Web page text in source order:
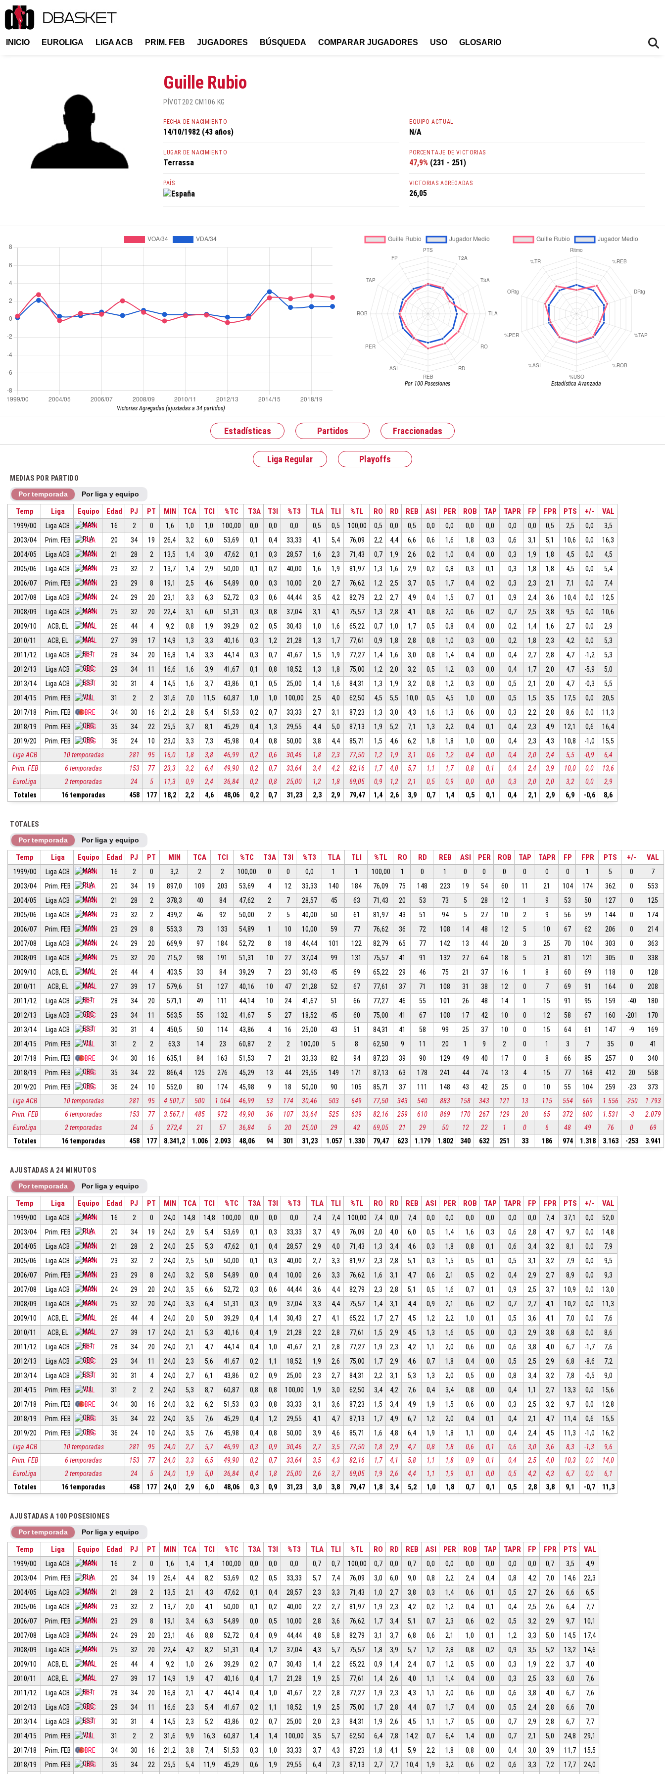
INICIO EUROLIGA LIGA ACB PRIM. FEB JUGADORES BÚSQUEDA COMPARAR JUGADORES USO GLOSARIO
Guille Rubio
PÍVOT202 CM 106 KG
FECHA DE NACIMIENTO
14/10/1982 (43 años)
LUGAR DE NACIMIENTO
Terrassa
PAÍS
España
EQUIPO ACTUAL
N/A
PORCENTAJE DE VICTORIAS
47,9% (231 - 251)
VICTORIAS AGREGADAS
26,05
Victorias Agregadas (ajustadas a 34 partidos)
Por 100 Posesiones Estadística Avanzada
Estadísticas Partidos Fraccionadas
Liga Regular Playoffs
MEDIAS POR PARTIDO
Por temporada Por liga y equipo
Temp Liga Equipo Edad PJ PT MIN TCA TCI %TC T3A T3I %T3 TLA TLI %TL RO RD REB ASI PER ROB TAP TAPR FP FPR PTS +/- VAL
1999/00 Liga ACB MAN 16 2 0 1,6 1,0 1,0 100,00 0,0 0,0 0,0 0,5 0,5 100,00 0,5 0,0 0,5 0,0 0,0 0,0 0,0 0,0 0,0 0,5 2,5 0,0
3,5
2003/04
Prim. FEB PLA 20 34 19 26,4 3,2 6,0 53,69 0,1 0,4 33,33 4,1 5,4 76,09 2,2 4,4 6,6 0,6 1,6 1,8 0,3 0,6 3,1 5,1 10,6 0,0
16,3
2004/05
Liga ACB MAN 21 28 2 13,5 1,4 3,0 47,62 0,1 0,3 28,57 1,6 2,3 71,43 0,7 1,9 2,6 0,2 1,0 0,4 0,0 0,3 1,9 1,8 4,5 0,0
4,5
2005/06
Liga ACB MAN 23 32 2 13,7 1,4 2,9 50,00 0,1 0,2 40,00 1,6 1,9 81,97 1,3 1,6 2,9 0,2 0,8 0,3 0,1 0,3 1,8 1,8 4,5 0,0
5,4
2006/07
Prim. FEB MAN 23 29 8 19,1 2,5 4,6 54,89 0,0 0,3 10,00 2,0 2,7 76,62 1,2 2,5 3,7 0,5 1,7 0,4 0,2 0,3 2,3 2,1 7,1 0,0
7,4
2007/08
Liga ACB MAN 24 29 20 23,1 3,3 6,3 52,72 0,3 0,6 44,44 3,5 4,2 82,79 2,2 2,7 4,9 0,4 1,5 0,7 0,1 0,9 2,4 3,6 10,4 0,0
12,5
2008/09
Liga ACB MAN 25 32 20 22,4 3,1 6,0 51,31 0,3 0,8 37,04 3,1 4,1 75,57 1,3 2,8 4,1 0,8 2,0 0,6 0,2 0,7 2,5 3,8 9,5 0,0
10,6
2009/10
ACB, EL MAL 26 44 4 9,2 0,8 1,9 39,29 0,2 0,5 30,43 1,0 1,6 65,22 0,7 1,0 1,7 0,5 0,8 0,4 0,0 0,2 1,4 1,6 2,7 0,0
2,9
2010/11
ACB, EL MAL 27 39 17 14,9 1,3 3,3 40,16 0,3 1,2 21,28 1,3 1,7 77,61 0,9 1,8 2,8 0,8 1,0 0,3 0,0 0,2 1,8 2,3 4,2 0,0
5,3
2011/12
Liga ACB BET 28 34 20 16,8 1,4 3,3 44,14 0,3 0,7 41,67 1,5 1,9 77,27 1,4 1,6 3,0 0,8 1,4 0,4 0,0 0,4 2,7 2,8 4,7 -1,2
5,3
2012/13
Liga ACB GBC 29 34 11 16,6 1,6 3,9 41,67 0,1 0,8 18,52 1,3 1,8 75,00 1,2 2,0 3,2 0,5 1,2 0,3 0,0 0,4 1,7 2,0 4,7 -5,9
5,0
2013/14
Liga ACB EST 30 31 4 14,5 1,6 3,7 43,86 0,1 0,5 25,00 1,4 1,6 84,31 1,3 1,9 3,2 0,8 1,2 0,3 0,0 0,5 2,1 2,0 4,7 -0,3
5,5
2014/15
Prim. FEB VLL 31 2 2 31,6 7,0 11,5 60,87 1,0 1,0 100,00 2,5 4,0 62,50 4,5 5,5 10,0 0,5 4,5 1,0 0,0 0,5 1,5 3,5 17,5 0,0
20,5
2017/18
Prim. FEB BRE 34 30 16 21,2 2,8 5,4 51,53 0,2 0,7 33,33 2,7 3,1 87,23 1,3 3,0 4,3 1,6 1,3 0,6 0,0 0,3 2,2 2,8 8,6 0,0
11,3
2018/19
Prim. FEB CBG 35 34 22 25,5 3,7 8,1 45,29 0,4 1,3 29,55 4,4 5,0 87,13 1,9 5,2 7,1 1,3 2,2 0,4 0,1 0,4 2,3 4,9 12,1 0,6
16,4
2019/20
Prim. FEB CBG 36 24 10 23,0 3,3 7,3 45,98 0,4 0,8 50,00 3,8 4,4 85,71 1,5 4,6 6,2 1,8 1,8 1,0 0,0 0,4 2,3 4,3 10,8 -1,0
15,5
Liga ACB
10 temporadas 281 95 16,0 1,8 3,8 46,99 0,2 0,6 30,46 1,8 2,3 77,50 1,2 1,9 3,1 0,6 1,2 0,4 0,0 0,4 2,0 2,4 5,5 -0,9
6,4
Prim. FEB
6 temporadas 153 77 23,3 3,2 6,4 49,90 0,2 0,7 33,64 3,4 4,2 82,16 1,7 4,0 5,7 1,1 1,7 0,8 0,1 0,4 2,4 3,9 10,0 0,0
13,6
EuroLiga
2 temporadas 24 5 11,3 0,9 2,4 36,84 0,2 0,8 25,00 1,2 1,8 69,05 0,9 1,2 2,1 0,5 0,9 0,0 0,0 0,3 2,0 2,0 3,2 0,0
2,9
Totales
16 temporadas 458 177 18,2 2,2 4,6 48,06 0,2 0,7 31,23 2,3 2,9 79,47 1,4 2,6 3,9 0,7 1,4 0,5 0,1 0,4 2,1 2,9 6,9 -0,6 8,6
TOTALES
Por temporada Por liga y equipo
Temp Liga Equipo Edad PJ PT MIN TCA TCI %TC T3A T3I %T3 TLA TLI %TL RO RD REB ASI PER ROB TAP TAPR FP FPR PTS +/- VAL
1999/00 Liga ACB MAN 16 2 0 3,2 2 2 100,00 0 0 0,0 1 1 100,00 1 0 1 0 0 0 0 0 0 1 5 0
7
2003/04
Prim. FEB PLA 20 34 19 897,0 109 203 53,69 4 12 33,33 140 184 76,09 75 148 223 19 54 60 11 21 104 174 362 0
553
2004/05
Liga ACB MAN 21 28 2 378,3 40 84 47,62 2 7 28,57 45 63 71,43 20 53 73 5 28 12 1 9 53 50 127 0
125
2005/06
Liga ACB MAN 23 32 2 439,2 46 92 50,00 2 5 40,00 50 61 81,97 43 51 94 5 27 10 2 9 56 59 144 0
174
2006/07
Prim. FEB MAN 23 29 8 553,3 73 133 54,89 1 10 10,00 59 77 76,62 36 72 108 14 48 12 5 10 67 62 206 0
214
2007/08
Liga ACB MAN 24 29 20 669,9 97 184 52,72 8 18 44,44 101 122 82,79 65 77 142 13 44 20 3 25 70 104 303 0
363
2008/09
Liga ACB MAN 25 32 20 715,2 98 191 51,31 10 27 37,04 99 131 75,57 41 91 132 27 64 18 5 21 81 121 305 0
338
2009/10
ACB, EL MAL 26 44 4 403,5 33 84 39,29 7 23 30,43 45 69 65,22 29 46 75 21 37 16 1 8 60 69 118 0
128
2010/11
ACB, EL MAL 27 39 17 579,6 51 127 40,16 10 47 21,28 52 67 77,61 37 71 108 31 38 12 0 7 69 91 164 0
208
2011/12
Liga ACB BET 28 34 20 571,1 49 111 44,14 10 24 41,67 51 66 77,27 46 55 101 26 48 14 1 15 91 95 159 -40
180
2012/13
Liga ACB GBC 29 34 11 563,5 55 132 41,67 5 27 18,52 45 60 75,00 41 67 108 17 42 10 0 12 58 67 160 -201
170
2013/14
Liga ACB EST 30 31 4 450,5 50 114 43,86 4 16 25,00 43 51 84,31 41 58 99 25 37 10 0 15 64 61 147 -9
169
2014/15
Prim. FEB VLL 31 2 2 63,3 14 23 60,87 2 2 100,00 5 8 62,50 9 11 20 1 9 2 0 1 3 7 35 0
41
2017/18
Prim. FEB BRE 34 30 16 635,1 84 163 51,53 7 21 33,33 82 94 87,23 39 90 129 49 40 17 0 8 66 85 257 0
340
2018/19
Prim. FEB CBG 35 34 22 866,4 125 276 45,29 13 44 29,55 149 171 87,13 63 178 241 44 74 13 4 15 77 168 412 20
558
2019/20
Prim. FEB CBG 36 24 10 552,0 80 174 45,98 9 18 50,00 90 105 85,71 37 111 148 43 42 25 0 10 55 104 259 -23
373
Liga ACB
10 temporadas 281 95 4.501,7 500 1.064 46,99 53 174 30,46 503 649 77,50 343 540 883 158 343 121 13 115 554 669 1.556 -250
1.793
Prim. FEB
6 temporadas 153 77 3.567,1 485 972 49,90 36 107 33,64 525 639 82,16 259 610 869 170 267 129 20 65 372 600 1.531 -3
2.079
EuroLiga
2 temporadas 24 5 272,4 21 57 36,84 5 20 25,00 29 42 69,05 21 29 50 12 22 1 0 6 48 49 76 0
69
Totales
16 temporadas 458 177 8.341,2 1.006 2.093 48,06 94 301 31,23 1.057 1.330 79,47 623 1.179 1.802 340 632 251 33 186 974 1.318 3.163 -253 3.941
AJUSTADAS A 24 MINUTOS
Por temporada Por liga y equipo
Temp Liga Equipo Edad PJ PT MIN TCA TCI %TC T3A T3I %T3 TLA TLI %TL RO RD REB ASI PER ROB TAP TAPR FP FPR PTS +/- VAL
1999/00 Liga ACB MAN 16 2 0 24,0 14,8 14,8 100,00 0,0 0,0 0,0 7,4 7,4 100,00 7,4 0,0 7,4 0,0 0,0 0,0 0,0 0,0 0,0 7,4 37,1 0,0
52,0
2003/04
Prim. FEB PLA 20 34 19 24,0 2,9 5,4 53,69 0,1 0,3 33,33 3,7 4,9 76,09 2,0 4,0 6,0 0,5 1,4 1,6 0,3 0,6 2,8 4,7 9,7 0,0
14,8
2004/05
Liga ACB MAN 21 28 2 24,0 2,5 5,3 47,62 0,1 0,4 28,57 2,9 4,0 71,43 1,3 3,4 4,6 0,3 1,8 0,8 0,1 0,6 3,4 3,2 8,1 0,0
7,9
2005/06
Liga ACB MAN 23 32 2 24,0 2,5 5,0 50,00 0,1 0,3 40,00 2,7 3,3 81,97 2,3 2,8 5,1 0,3 1,5 0,5 0,1 0,5 3,1 3,2 7,9 0,0
9,5
2006/07
Prim. FEB MAN 23 29 8 24,0 3,2 5,8 54,89 0,0 0,4 10,00 2,6 3,3 76,62 1,6 3,1 4,7 0,6 2,1 0,5 0,2 0,4 2,9 2,7 8,9 0,0
9,3
2007/08
Liga ACB MAN 24 29 20 24,0 3,5 6,6 52,72 0,3 0,6 44,44 3,6 4,4 82,79 2,3 2,8 5,1 0,5 1,6 0,7 0,1 0,9 2,5 3,7 10,9 0,0
13,0
2008/09
Liga ACB MAN 25 32 20 24,0 3,3 6,4 51,31 0,3 0,9 37,04 3,3 4,4 75,57 1,4 3,1 4,4 0,9 2,1 0,6 0,2 0,7 2,7 4,1 10,2 0,0
11,3
2009/10
ACB, EL MAL 26 44 4 24,0 2,0 5,0 39,29 0,4 1,4 30,43 2,7 4,1 65,22 1,7 2,7 4,5 1,2 2,2 1,0 0,1 0,5 3,6 4,1 7,0 0,0
7,6
2010/11
ACB, EL MAL 27 39 17 24,0 2,1 5,3 40,16 0,4 1,9 21,28 2,2 2,8 77,61 1,5 2,9 4,5 1,3 1,6 0,5 0,0 0,3 2,9 3,8 6,8 0,0
8,6
2011/12
Liga ACB BET 28 34 20 24,0 2,1 4,7 44,14 0,4 1,0 41,67 2,1 2,8 77,27 1,9 2,3 4,2 1,1 2,0 0,6 0,0 0,6 3,8 4,0 6,7 -1,7
7,6
2012/13
Liga ACB GBC 29 34 11 24,0 2,3 5,6 41,67 0,2 1,1 18,52 1,9 2,6 75,00 1,7 2,9 4,6 0,7 1,8 0,4 0,0 0,5 2,5 2,9 6,8 -8,6
7,2
2013/14
Liga ACB EST 30 31 4 24,0 2,7 6,1 43,86 0,2 0,9 25,00 2,3 2,7 84,31 2,2 3,1 5,3 1,3 2,0 0,5 0,0 0,8 3,4 3,2 7,8 -0,5
9,0
2014/15
Prim. FEB VLL 31 2 2 24,0 5,3 8,7 60,87 0,8 0,8 100,00 1,9 3,0 62,50 3,4 4,2 7,6 0,4 3,4 0,8 0,0 0,4 1,1 2,7 13,3 0,0
15,6
2017/18
Prim. FEB BRE 34 30 16 24,0 3,2 6,2 51,53 0,3 0,8 33,33 3,1 3,6 87,23 1,5 3,4 4,9 1,9 1,5 0,6 0,0 0,3 2,5 3,2 9,7 0,0
12,8
2018/19
Prim. FEB CBG 35 34 22 24,0 3,5 7,6 45,29 0,4 1,2 29,55 4,1 4,7 87,13 1,7 4,9 6,7 1,2 2,0 0,4 0,1 0,4 2,1 4,7 11,4 0,6
15,5
2019/20
Prim. FEB CBG 36 24 10 24,0 3,5 7,6 45,98 0,4 0,8 50,00 3,9 4,6 85,71 1,6 4,8 6,4 1,9 1,8 1,1 0,0 0,4 2,4 4,5 11,3 -1,0
16,2
Liga ACB
10 temporadas 281 95 24,0 2,7 5,7 46,99 0,3 0,9 30,46 2,7 3,5 77,50 1,8 2,9 4,7 0,8 1,8 0,6 0,1 0,6 3,0 3,6 8,3 -1,3
9,6
Prim. FEB
6 temporadas 153 77 24,0 3,3 6,5 49,90 0,2 0,7 33,64 3,5 4,3 82,16 1,7 4,1 5,8 1,1 1,8 0,9 0,1 0,4 2,5 4,0 10,3 0,0
14,0
EuroLiga
2 temporadas 24 5 24,0 1,9 5,0 36,84 0,4 1,8 25,00 2,6 3,7 69,05 1,9 2,6 4,4 1,1 1,9 0,1 0,0 0,5 4,2 4,3 6,7 0,0
6,1
Totales
16 temporadas 458 177 24,0 2,9 6,0 48,06 0,3 0,9 31,23 3,0 3,8 79,47 1,8 3,4 5,2 1,0 1,8 0,7 0,1 0,5 2,8 3,8 9,1 -0,7 11,3
AJUSTADAS A 100 POSESIONES
Por temporada Por liga y equipo
Temp Liga Equipo Edad PJ PT MIN TCA TCI %TC T3A T3I %T3 TLA TLI %TL RO RD REB ASI PER ROB TAP TAPR FP FPR PTS VAL
1999/00 Liga ACB MAN 16 2 0 1,6 1,4 1,4 100,00 0,0 0,0 0,0 0,7 0,7 100,00 0,7 0,0 0,7 0,0 0,0 0,0 0,0 0,0 0,0 0,7 3,5
4,9
2003/04
Prim. FEB PLA 20 34 19 26,4 4,4 8,2 53,69 0,2 0,5 33,33 5,7 7,4 76,09 3,0 6,0 9,0 0,8 2,2 2,4 0,4 0,8 4,2 7,0 14,6
22,3
2004/05
Liga ACB MAN 21 28 2 13,5 2,1 4,3 47,62 0,1 0,4 28,57 2,3 3,3 71,43 1,0 2,7 3,8 0,3 1,4 0,6 0,1 0,5 2,7 2,6 6,6
6,5
2005/06
Liga ACB MAN 23 32 2 13,7 2,0 4,1 50,00 0,1 0,2 40,00 2,2 2,7 81,97 1,9 2,3 4,2 0,2 1,2 0,4 0,1 0,4 2,5 2,6 6,4
7,7
2006/07
Prim. FEB MAN 23 29 8 19,1 3,4 6,3 54,89 0,0 0,5 10,00 2,8 3,6 76,62 1,7 3,4 5,1 0,7 2,3 0,6 0,2 0,5 3,2 2,9 9,7
10,1
2007/08
Liga ACB MAN 24 29 20 23,1 4,6 8,8 52,72 0,4 0,9 44,44 4,8 5,8 82,79 3,1 3,7 6,8 0,6 2,1 1,0 0,1 1,2 3,3 5,0 14,5
17,4
2008/09
Liga ACB MAN 25 32 20 22,4 4,2 8,2 51,31 0,4 1,2 37,04 4,3 5,7 75,57 1,8 3,9 5,7 1,2 2,8 0,8 0,2 0,9 3,5 5,2 13,2
14,6
2009/10
ACB, EL MAL 26 44 4 9,2 1,0 2,6 39,29 0,2 0,7 30,43 1,4 2,2 65,22 0,9 1,4 2,4 0,7 1,2 0,5 0,0 0,3 1,9 2,2 3,7
4,0
2010/11
ACB, EL MAL 27 39 17 14,9 1,9 4,7 40,16 0,4 1,7 21,28 1,9 2,5 77,61 1,4 2,6 4,0 1,1 1,4 0,4 0,0 0,3 2,5 3,3 6,0
7,6
2011/12
Liga ACB BET 28 34 20 16,8 2,1 4,7 44,14 0,4 1,0 41,67 2,2 2,8 77,27 1,9 2,3 4,3 1,1 2,0 0,6 0,0 0,6 3,8 4,0 6,7
7,6
2012/13
Liga ACB GBC 29 34 11 16,6 2,3 5,4 41,67 0,2 1,1 18,52 1,9 2,5 75,00 1,7 2,8 4,4 0,7 1,7 0,4 0,0 0,5 2,4 2,8 6,6
7,0
2013/14
Liga ACB EST 30 31 4 14,5 2,3 5,2 43,86 0,2 0,7 25,00 2,0 2,3 84,31 1,9 2,6 4,5 1,1 1,7 0,5 0,0 0,7 2,9 2,8 6,7
7,7
2014/15
Prim. FEB VLL 31 2 2 31,6 9,9 16,3 60,87 1,4 1,4 100,00 3,5 5,7 62,50 6,4 7,8 14,2 0,7 6,4 1,4 0,0 0,7 2,1 5,0 24,8
29,1
2017/18
Prim. FEB BRE 34 30 16 21,2 3,8 7,4 51,53 0,3 1,0 33,33 3,7 4,3 87,23 1,8 4,1 5,9 2,2 1,8 0,8 0,0 0,4 3,0 3,9 11,7
15,5
2018/19
Prim. FEB CBG 35 34 22 25,5 5,4 11,9 45,29 0,6 1,9 29,55 6,4 7,3 87,13 2,7 7,7 10,4 1,9 3,2 0,6 0,2 0,6 3,3 7,2 17,7 24,0